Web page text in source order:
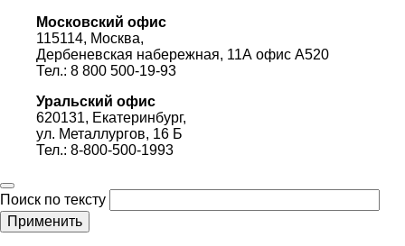
Московский офис
115114, Москва,
Дербеневская набережная, 11А офис А520
Тел.: 8 800 500-19-93
Уральский офис
620131, Екатеринбург,
ул. Металлургов, 16 Б
Тел.: 8-800-500-1993
Поиск по тексту